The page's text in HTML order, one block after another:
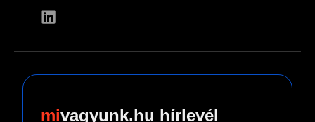
vagyunk.hu hírlevél